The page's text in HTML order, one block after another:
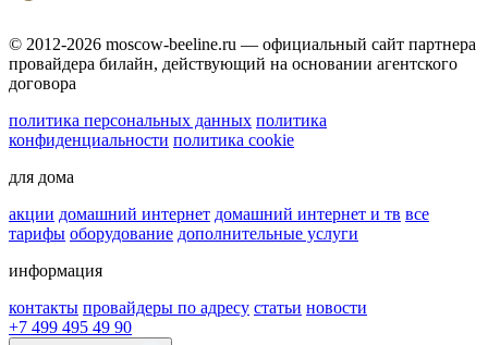
© 2012-2026 moscow-beeline.ru — официальный сайт партнера
провайдера билайн, действующий на основании агентского
договора
политика персональных данных политика
конфиденциальности политика cookie
для дома
акции домашний интернет домашний интернет и тв все
тарифы оборудование дополнительные услуги
информация
контакты провайдеры по адресу статьи новости
+7 499 495 49 90